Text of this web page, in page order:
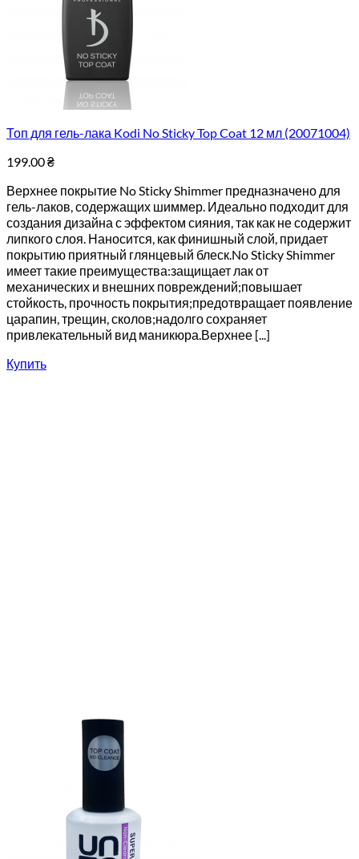
Топ для гель-лака Kodi No Sticky Top Coat 12 мл (20071004)
199.00₴
Верхнее покрытие No Sticky Shimmer предназначено для
гель-лаков, содержащих шиммер. Идеально подходит для
создания дизайна с эффектом сияния, так как не содержит
липкого слоя. Наносится, как финишный слой, придает
покрытию приятный глянцевый блеск.No Sticky Shimmer
имеет такие преимущества:защищает лак от
механических и внешних повреждений;повышает
стойкость, прочность покрытия;предотвращает появление
царапин, трещин, сколов;надолго сохраняет
привлекательный вид маникюра.Верхнее [...]
Купить